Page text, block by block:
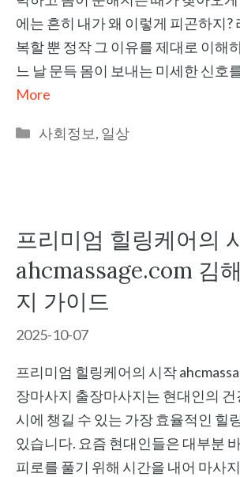
에는 흔히 내가 왜 이렇게 피곤하지?
복할 뿐 정작 그 이유를 제대로 이해
느 날 문득 몸이 보내는 미세한 신호
More
Categories
사회정보, 일상
프리미엄 힐링케어의
ahcmassage.com 김
지 가이드
2025-10-07
프리미엄 힐링케어의 시작
장마사지 출장마사지는 현대인의 건
시에 챙길 수 있는 가장 효율적인 힐
있습니다. 요즘 현대인들은 대부분
피로를 풀기 위해 시간을 내어 마사